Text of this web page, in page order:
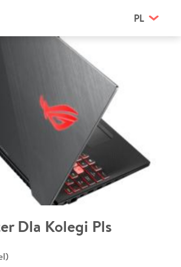
PL
Dla Kolegi Pls